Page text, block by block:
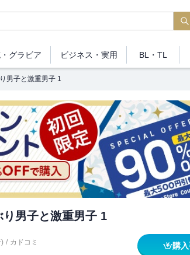
グラビア ビジネス ・実用 BL・TL
男子と激重男子 1
り男子と激重男子 1
) / カドコミ 購